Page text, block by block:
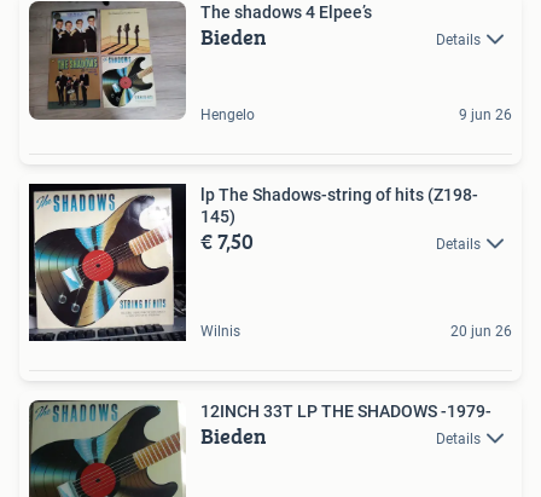
The shadows 4 Elpee’s
Bieden Details
Hengelo 9 jun 26
lp The Shadows-string of hits (Z198-
145)
€ 7,50 Details
Wilnis 20 jun 26
12INCH 33T LP THE SHADOWS -1979-
Bieden Details